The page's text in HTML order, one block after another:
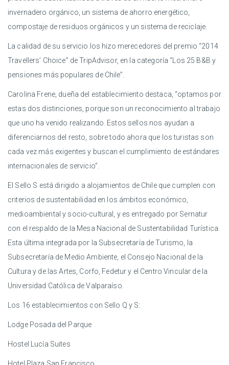
invernadero orgánico, un sistema de ahorro energético,
compostaje de residuos orgánicos y un sistema de reciclaje.
La calidad de su servicio los hizo merecedores del premio “2014
Travellers’ Choice” de TripAdvisor, en la categoría “Los 25 B&B y
pensiones más populares de Chile”.
Carolina Frene, dueña del establecimiento destaca, “optamos por
estas dos distinciones, porque son un reconocimiento al trabajo
que uno ha venido realizando. Estos sellos nos ayudan a
diferenciarnos del resto, sobre todo ahora que los turistas son
cada vez más exigentes y buscan el cumplimiento de estándares
internacionales de servicio”.
El Sello S está dirigido a alojamientos de Chile que cumplen con
criterios de sustentabilidad en los ámbitos económico,
medioambiental y socio-cultural, y es entregado por Sernatur
con el respaldo de la Mesa Nacional de Sustentabilidad Turística.
Esta última integrada por la Subsecretaría de Turismo, la
Subsecretaría de Medio Ambiente, el Consejo Nacional de la
Cultura y de las Artes, Corfo, Fedetur y el Centro Vincular de la
Universidad Católica de Valparaíso.
Los 16 establecimientos con Sello Q y S:
Lodge Posada del Parque
Hostel Lucía Suites